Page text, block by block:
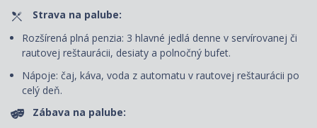
Strava na palube:
Rozšírená plná penzia: 3 hlavné jedlá denne v servírovanej či
rautovej reštaurácii, desiaty a polnočný bufet.
Nápoje: čaj, káva, voda z automatu v rautovej reštaurácii po
celý deň.
Zábava na palube: